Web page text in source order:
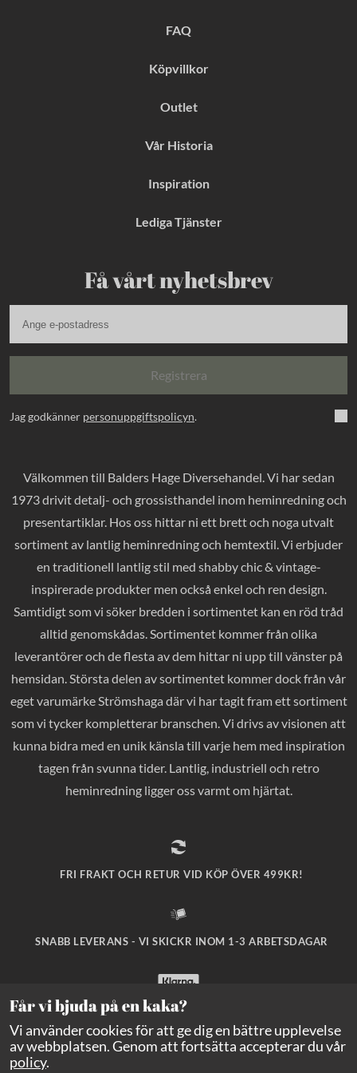
FAQ
Köpvillkor
Outlet
Vår Historia
Inspiration
Lediga Tjänster
Få vårt nyhetsbrev
Registrera
Jag godkänner personuppgiftspolicyn.
a
m
Välkommen till Balders Hage Diversehandel. Vi har sedan
1973 drivit detalj- och grossisthandel inom heminredning och
presentartiklar. Hos oss hittar ni ett brett och noga utvalt
sortiment av lantlig heminredning och hemtextil. Vi erbjuder
en traditionell lantlig stil med shabby chic & vintage-
inspirerade produkter men också enkel och ren design.
Samtidigt som vi söker bredden i sortimentet kan en röd tråd
alltid genomskådas. Sortimentet kommer från olika
leverantörer och de flesta av dem hittar ni upp till vänster på
hemsidan. Största delen av sortimentet kommer dock från vår
eget varumärke Strömshaga där vi har tagit fram ett sortiment
som vi tycker kompletterar branschen. Vi drivs av visionen att
kunna bidra med en unik känsla till varje hem med inspiration
tagen från svunna tider. Lantlig, industriell och retro
heminredning ligger oss varmt om hjärtat.
FRI FRAKT OCH RETUR VID KÖP ÖVER 499KR!
SNABB LEVERANS - VI SKICKR INOM 1-3 ARBETSDAGAR
SÄKRA BETALNINGAR MED KLARNA CHECKOUT!
Får vi bjuda på en kaka?
Vi använder cookies för att ge dig en bättre upplevelse
av webbplatsen. Genom att fortsätta accepterar du vår
policy.